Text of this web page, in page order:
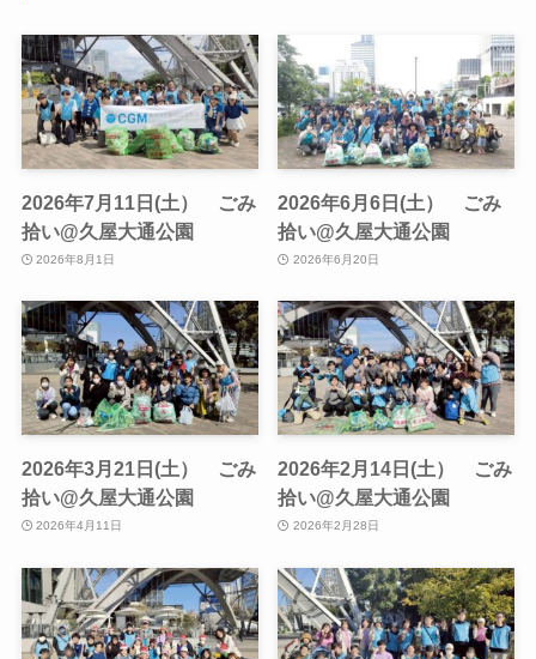
2026年7月11日(土） ごみ
拾い@久屋大通公園
2026年8月1日
2026年6月6日(土） ごみ
拾い@久屋大通公園
2026年6月20日
2026年3月21日(土） ごみ
拾い@久屋大通公園
2026年4月11日
2026年2月14日(土） ごみ
拾い@久屋大通公園
2026年2月28日